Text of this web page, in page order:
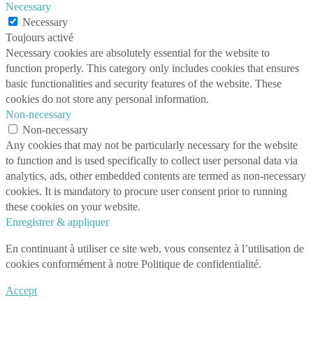
Necessary
Necessary
Toujours activé
Necessary cookies are absolutely essential for the website to
function properly. This category only includes cookies that ensures
basic functionalities and security features of the website. These
cookies do not store any personal information.
Non-necessary
Non-necessary
Any cookies that may not be particularly necessary for the website
to function and is used specifically to collect user personal data via
analytics, ads, other embedded contents are termed as non-necessary
cookies. It is mandatory to procure user consent prior to running
these cookies on your website.
Enregistrer & appliquer
En continuant à utiliser ce site web, vous consentez à l’utilisation de
cookies conformément à notre Politique de confidentialité.
Accept